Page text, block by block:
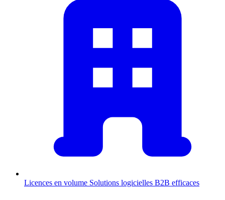
Licences en volume Solutions logicielles B2B efficaces